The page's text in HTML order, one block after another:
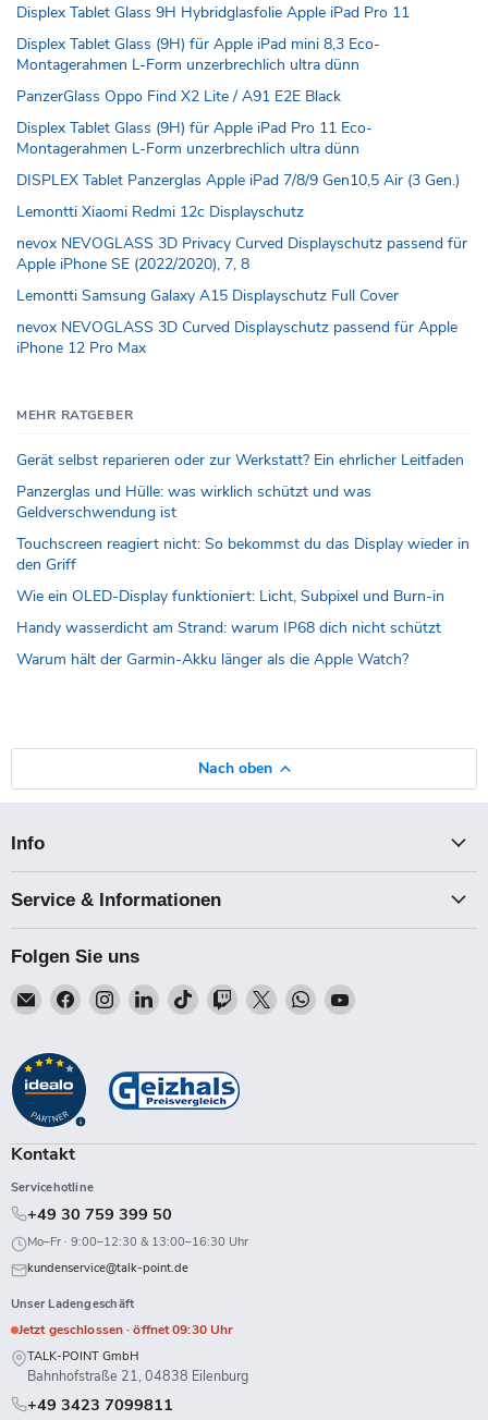
Displex Tablet Glass 9H Hybridglasfolie Apple iPad Pro 11
Displex Tablet Glass (9H) für Apple iPad mini 8,3 Eco-
Montagerahmen L-Form unzerbrechlich ultra dünn
PanzerGlass Oppo Find X2 Lite / A91 E2E Black
Displex Tablet Glass (9H) für Apple iPad Pro 11 Eco-
Montagerahmen L-Form unzerbrechlich ultra dünn
DISPLEX Tablet Panzerglas Apple iPad 7/8/9 Gen10,5 Air (3 Gen.)
Lemontti Xiaomi Redmi 12c Displayschutz
nevox NEVOGLASS 3D Privacy Curved Displayschutz passend für
Apple iPhone SE (2022/2020), 7, 8
Lemontti Samsung Galaxy A15 Displayschutz Full Cover
nevox NEVOGLASS 3D Curved Displayschutz passend für Apple
iPhone 12 Pro Max
MEHR RATGEBER
Gerät selbst reparieren oder zur Werkstatt? Ein ehrlicher Leitfaden
Panzerglas und Hülle: was wirklich schützt und was
Geldverschwendung ist
Touchscreen reagiert nicht: So bekommst du das Display wieder in
den Griff
Wie ein OLED-Display funktioniert: Licht, Subpixel und Burn-in
Handy wasserdicht am Strand: warum IP68 dich nicht schützt
Warum hält der Garmin-Akku länger als die Apple Watch?
Nach oben
Info
Service & Informationen
Folgen Sie uns
Email
Talk-
Finden
Sie
auf
Facebook
Finden
Sie
Instagram
Finden
Sie
LinkedIn
Finden
Sie
TikTok
Finden
Sie
Twitch
Finden
Sie
Finden
Sie
Finden
Kontakt
Servicehotline
+49 30 759 399 50
Mo–Fr · 9:00–12:30 & 13:00–16:30 Uhr
kundenservice@talk-point.de
Unser Ladengeschäft
Jetzt geschlossen · öffnet 09:30 Uhr
TALK-POINT GmbH
Bahnhofstraße 21, 04838 Eilenburg
+49 3423 7099811